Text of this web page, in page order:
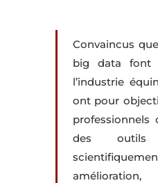
Convaincus
big data font
l’industrie
ont pour
professionnels
des outils